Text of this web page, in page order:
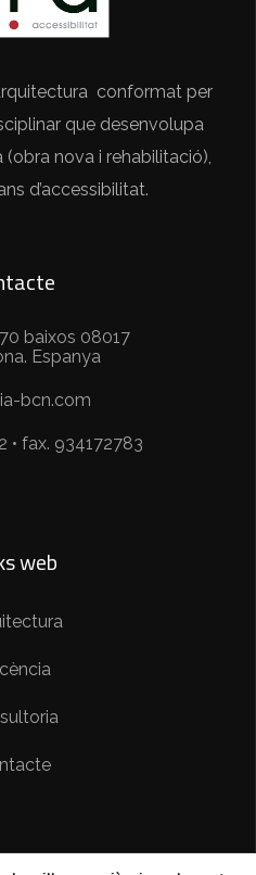
conformat per
que desenvolupa
(obra nova i rehabilitació),
d’accessibilitat.
70 baixos 08017
Espanya
bcn.com
• fax. 934172783
web